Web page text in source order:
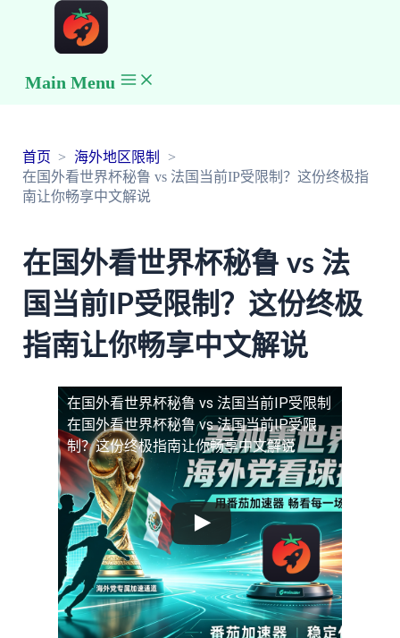
Main Menu
首页
海外地区限制
在国外看世界杯秘鲁 vs 法国当前IP受限制？这份终极指
南让你畅享中文解说
在国外看世界杯秘鲁 vs 法
国当前IP受限制？这份终极
指南让你畅享中文解说
在国外看世界杯秘鲁 vs 法国当前IP受限制
在国外看世界杯秘鲁 vs 法国当前IP受限
制？这份终极指南让你畅享中文解说